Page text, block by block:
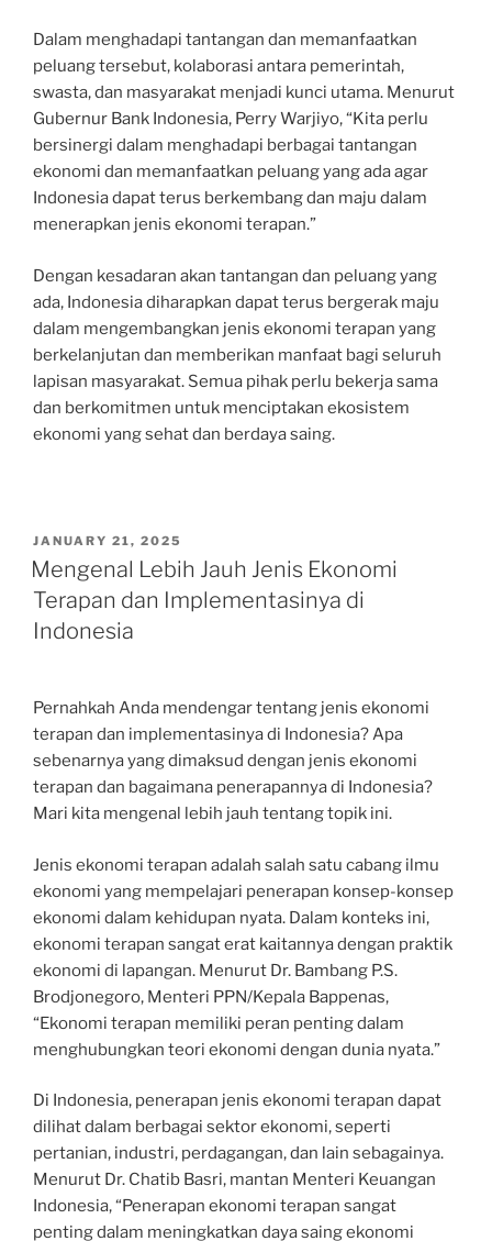
Dalam menghadapi tantangan dan memanfaatkan
peluang tersebut, kolaborasi antara pemerintah,
swasta, dan masyarakat menjadi kunci utama. Menurut
Gubernur Bank Indonesia, Perry Warjiyo, “Kita perlu
bersinergi dalam menghadapi berbagai tantangan
ekonomi dan memanfaatkan peluang yang ada agar
Indonesia dapat terus berkembang dan maju dalam
menerapkan jenis ekonomi terapan.”
Dengan kesadaran akan tantangan dan peluang yang
ada, Indonesia diharapkan dapat terus bergerak maju
dalam mengembangkan jenis ekonomi terapan yang
berkelanjutan dan memberikan manfaat bagi seluruh
lapisan masyarakat. Semua pihak perlu bekerja sama
dan berkomitmen untuk menciptakan ekosistem
ekonomi yang sehat dan berdaya saing.
POSTED
ON
JANUARY 21, 2025
Mengenal Lebih Jauh Jenis Ekonomi
Terapan dan Implementasinya di
Indonesia
Pernahkah Anda mendengar tentang jenis ekonomi
terapan dan implementasinya di Indonesia? Apa
sebenarnya yang dimaksud dengan jenis ekonomi
terapan dan bagaimana penerapannya di Indonesia?
Mari kita mengenal lebih jauh tentang topik ini.
Jenis ekonomi terapan adalah salah satu cabang ilmu
ekonomi yang mempelajari penerapan konsep-konsep
ekonomi dalam kehidupan nyata. Dalam konteks ini,
ekonomi terapan sangat erat kaitannya dengan praktik
ekonomi di lapangan. Menurut Dr. Bambang P.S.
Brodjonegoro, Menteri PPN/Kepala Bappenas,
“Ekonomi terapan memiliki peran penting dalam
menghubungkan teori ekonomi dengan dunia nyata.”
Di Indonesia, penerapan jenis ekonomi terapan dapat
dilihat dalam berbagai sektor ekonomi, seperti
pertanian, industri, perdagangan, dan lain sebagainya.
Menurut Dr. Chatib Basri, mantan Menteri Keuangan
Indonesia, “Penerapan ekonomi terapan sangat
penting dalam meningkatkan daya saing ekonomi